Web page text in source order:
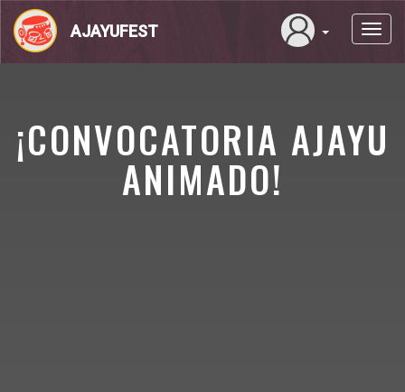
Pasar
contenido
principal
AJAYUFEST
¡CONVOCATORIA AJAYU
ANIMADO!